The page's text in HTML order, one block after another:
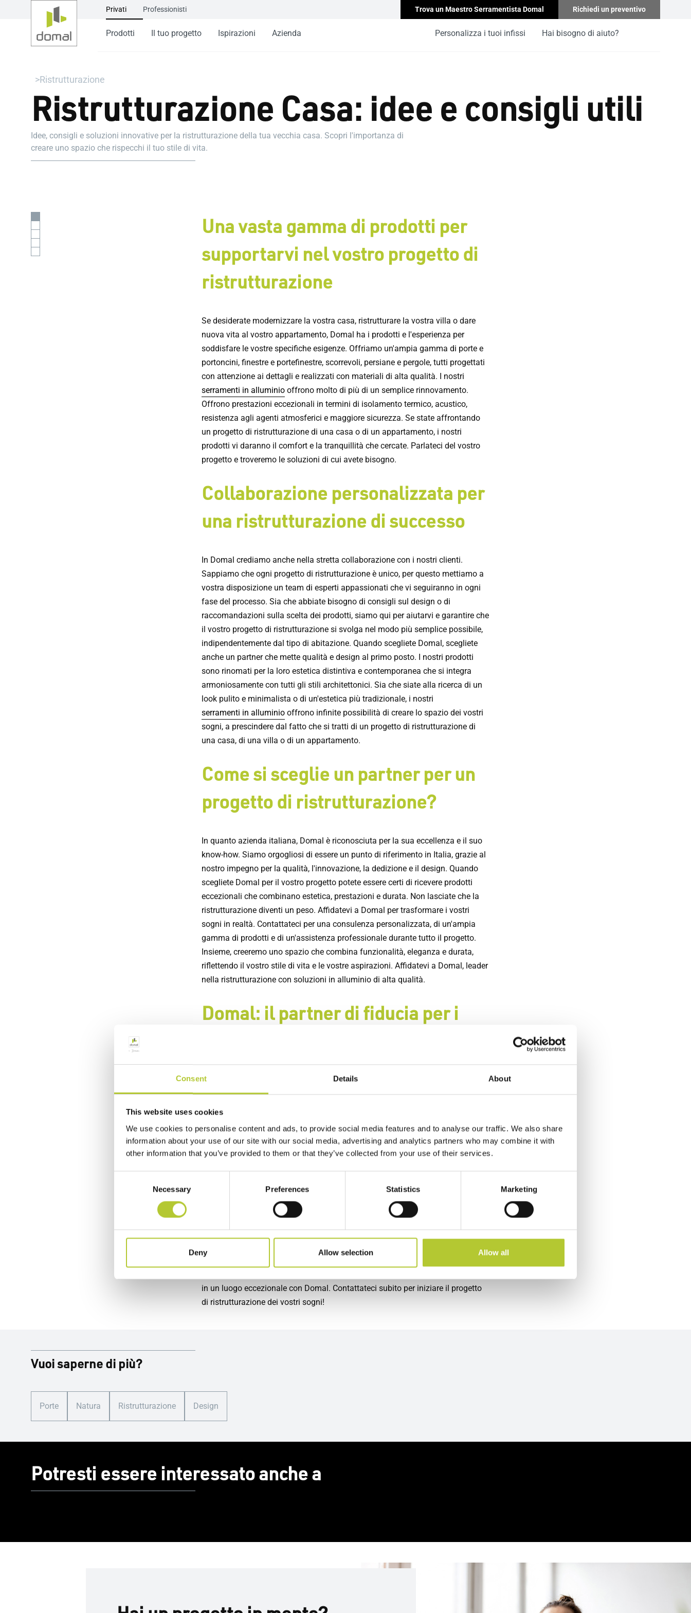
Consent Details About
This website uses cookies
We use cookies to personalise content and ads, to provide social media features and to analyse our traffic. We also share
information about your use of our site with our social media, advertising and analytics partners who may combine it with
other information that you’ve provided to them or that they’ve collected from your use of their services.
Necessary Preferences Statistics Marketing
Deny Allow selection Allow all
Privati Professionisti Trova un Maestro Serramentista Domal Richiedi un preventivo
Prodotti Il tuo progetto Ispirazioni Azienda Personalizza i tuoi infissi Hai bisogno di aiuto?
Ristrutturazione
Ristrutturazione Casa: idee e consigli utili
Idee, consigli e soluzioni innovative per la ristrutturazione della tua vecchia casa. Scopri l'importanza di
creare uno spazio che rispecchi il tuo stile di vita.
Una vasta gamma di prodotti per
supportarvi nel vostro progetto di
ristrutturazione
Se desiderate modernizzare la vostra casa, ristrutturare la vostra villa o dare
nuova vita al vostro appartamento, Domal ha i prodotti e l'esperienza per
soddisfare le vostre specifiche esigenze. Offriamo un'ampia gamma di porte e
portoncini, finestre e portefinestre, scorrevoli, persiane e pergole, tutti progettati
con attenzione ai dettagli e realizzati con materiali di alta qualità. I nostri
serramenti in alluminio offrono molto di più di un semplice rinnovamento.
Offrono prestazioni eccezionali in termini di isolamento termico, acustico,
resistenza agli agenti atmosferici e maggiore sicurezza. Se state affrontando
un progetto di ristrutturazione di una casa o di un appartamento, i nostri
prodotti vi daranno il comfort e la tranquillità che cercate. Parlateci del vostro
progetto e troveremo le soluzioni di cui avete bisogno.
Collaborazione personalizzata per
una ristrutturazione di successo
In Domal crediamo anche nella stretta collaborazione con i nostri clienti.
Sappiamo che ogni progetto di ristrutturazione è unico, per questo mettiamo a
vostra disposizione un team di esperti appassionati che vi seguiranno in ogni
fase del processo. Sia che abbiate bisogno di consigli sul design o di
raccomandazioni sulla scelta dei prodotti, siamo qui per aiutarvi e garantire che
il vostro progetto di ristrutturazione si svolga nel modo più semplice possibile,
indipendentemente dal tipo di abitazione. Quando scegliete Domal, scegliete
anche un partner che mette qualità e design al primo posto. I nostri prodotti
sono rinomati per la loro estetica distintiva e contemporanea che si integra
armoniosamente con tutti gli stili architettonici. Sia che siate alla ricerca di un
look pulito e minimalista o di un'estetica più tradizionale, i nostri
serramenti in alluminio offrono infinite possibilità di creare lo spazio dei vostri
sogni, a prescindere dal fatto che si tratti di un progetto di ristrutturazione di
una casa, di una villa o di un appartamento.
Come si sceglie un partner per un
progetto di ristrutturazione?
In quanto azienda italiana, Domal è riconosciuta per la sua eccellenza e il suo
know-how. Siamo orgogliosi di essere un punto di riferimento in Italia, grazie al
nostro impegno per la qualità, l'innovazione, la dedizione e il design. Quando
scegliete Domal per il vostro progetto potete essere certi di ricevere prodotti
eccezionali che combinano estetica, prestazioni e durata. Non lasciate che la
ristrutturazione diventi un peso. Affidatevi a Domal per trasformare i vostri
sogni in realtà. Contattateci per una consulenza personalizzata, di un'ampia
gamma di prodotti e di un'assistenza professionale durante tutto il progetto.
Insieme, creeremo uno spazio che combina funzionalità, eleganza e durata,
riflettendo il vostro stile di vita e le vostre aspirazioni. Affidatevi a Domal, leader
nella ristrutturazione con soluzioni in alluminio di alta qualità.
Domal: il partner di fiducia per i
Non aspettate oltre e lasciateci dare vita al vostro progetto di ristrutturazione.
Potete contattare i nostri esperti per saperne di più sui nostri prodotti e scoprire
come possiamo aiutarvi a realizzare il vostro progetto. Con Domal, potrete
un'estetica eccezionale per creare uno spazio che corrisponda perfettamente
alle vostre aspettative. Sappiamo che il vostro progetto di ristrutturazione è
aumentare l'efficienza energetica, migliorare la sicurezza o creare uno spazio
abitativo più funzionale, i nostri prodotti di alta qualità soddisferanno tutte le
vostre esigenze. Quando scegliete Domal, beneficiate anche della tranquillità
grazie al nostro impegno nel produrre infissi estremamente resistenti. I nostri
poca manutenzione. Potrete godervi il vostro spazio rinnovato per molti anni a
in un luogo eccezionale con Domal. Contattateci subito per iniziare il progetto
di ristrutturazione dei vostri sogni!
Vuoi saperne di più?
Porte Natura Ristrutturazione Design
Potresti essere interessato anche a